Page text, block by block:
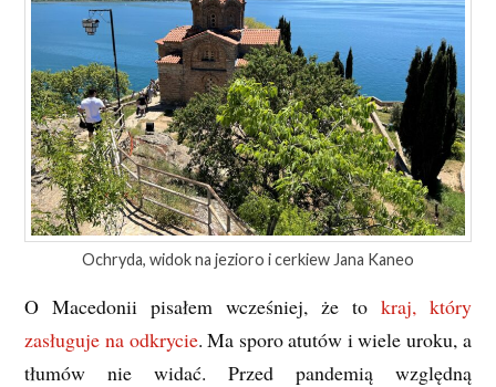
Ochryda, widok na jezioro i cerkiew Jana Kaneo
O Macedonii pisałem wcześniej, że to kraj, który
zasługuje na odkrycie. Ma sporo atutów i wiele uroku, a
tłumów nie widać. Przed pandemią względną